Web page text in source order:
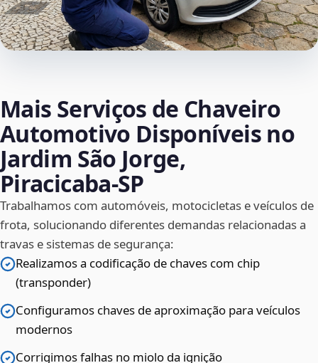
Mais Serviços de Chaveiro
Automotivo Disponíveis no
Jardim São Jorge,
Piracicaba‑SP
Trabalhamos com automóveis, motocicletas e veículos de
frota, solucionando diferentes demandas relacionadas a
travas e sistemas de segurança:
Realizamos a codificação de chaves com chip
(transponder)
Configuramos chaves de aproximação para veículos
modernos
Corrigimos falhas no miolo da ignição